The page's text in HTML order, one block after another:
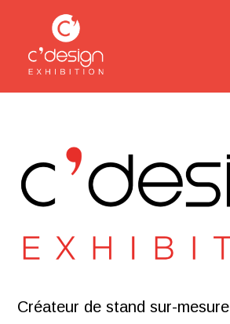
Créateur de stand sur-mesure